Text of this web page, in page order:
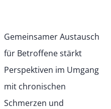
Gemeinsamer Austausch
für Betroffene stärkt
Perspektiven im Umgang
mit chronischen
Schmerzen und